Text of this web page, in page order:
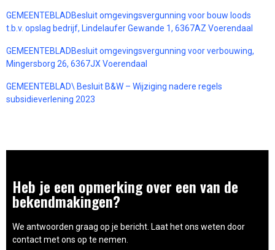
GEMEENTEBLADBesluit omgevingsvergunning voor bouw loods
t.b.v. opslag bedrijf, Lindelaufer Gewande 1, 6367AZ Voerendaal
GEMEENTEBLADBesluit omgevingsvergunning voor verbouwing,
Mingersborg 26, 6367JX Voerendaal
GEMEENTEBLAD\ Besluit B&W – Wijziging nadere regels
subsidieverlening 2023
Heb je een opmerking over een van de
bekendmakingen?
We antwoorden graag op je bericht. Laat het ons weten door
contact met ons op te nemen.